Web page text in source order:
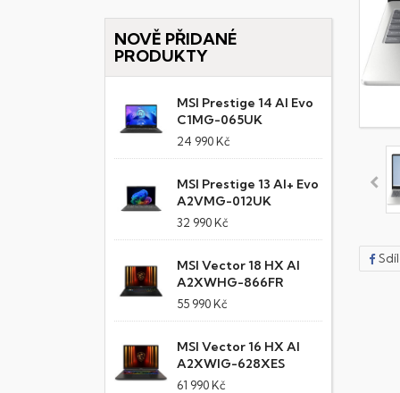
NOVĚ PŘIDANÉ
PRODUKTY
MSI Prestige 14 AI Evo
C1MG-065UK
24 990 Kč
MSI Prestige 13 AI+ Evo
A2VMG-012UK
32 990 Kč
MSI Vector 18 HX AI
A2XWHG-866FR
55 990 Kč
MSI Vector 16 HX AI
A2XWIG-628XES
61 990 Kč